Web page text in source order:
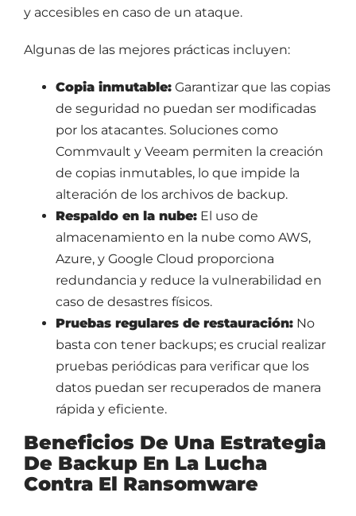
y accesibles en caso de un ataque.
Algunas de las mejores prácticas incluyen:
Copia inmutable:Garantizar que las copias
de seguridad no puedan ser modificadas
por los atacantes. Soluciones como
Commvault y Veeam permiten la creación
de copias inmutables, lo que impide la
alteración de los archivos de backup.
Respaldo en la nube:El uso de
almacenamiento en la nube como AWS,
Azure, y Google Cloud proporciona
redundancia y reduce la vulnerabilidad en
caso de desastres físicos.
Pruebas regulares de restauración:No
basta con tener backups; es crucial realizar
pruebas periódicas para verificar que los
datos puedan ser recuperados de manera
rápida y eficiente.
Beneficios De Una Estrategia
De Backup En La Lucha
Contra El Ransomware